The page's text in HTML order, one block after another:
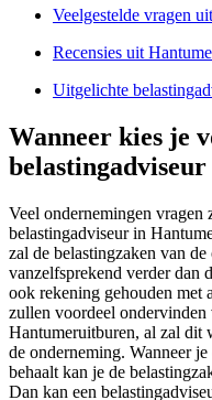
Veelgestelde vragen
Recensies uit
Uitgelichte
Wanneer kies je
Veel ondernemingen vragen
belastingadviseur in
zal de belastingzaken van
vanzelfsprekend verder dan
ook rekening gehouden met
zullen voordeel ondervinden
Hantumeruitburen, al zal dit
de onderneming. Wanneer
behaalt kan je de
Dan kan een